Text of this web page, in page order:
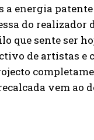
energia
do realizador
que sente ser
de artistas e
vem ao